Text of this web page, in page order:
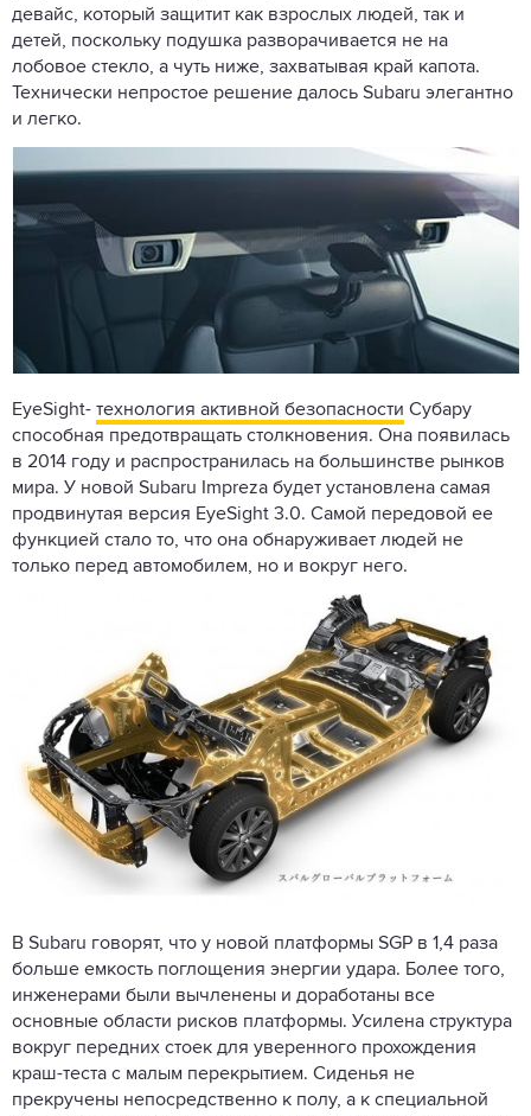
девайс, который защитит как взрослых людей, так и
детей, поскольку подушка разворачивается не на
лобовое стекло, а чуть ниже, захватывая край капота.
Технически непростое решение далось Subaru элегантно
и легко.
EyeSight- технология активной безопасности Субару
способная предотвращать столкновения. Она появилась
в 2014 году и распространилась на большинстве рынков
мира. У новой Subaru Impreza будет установлена самая
продвинутая версия EyeSight 3.0. Самой передовой ее
функцией стало то, что она обнаруживает людей не
только перед автомобилем, но и вокруг него.
В Subaru говорят, что у новой платформы SGP в 1,4 раза
больше емкость поглощения энергии удара. Более того,
инженерами были вычленены и доработаны все
основные области рисков платформы. Усилена структура
вокруг передних стоек для уверенного прохождения
краш-теста с малым перекрытием. Сиденья не
прекручены непосредственно к полу, а к специальной